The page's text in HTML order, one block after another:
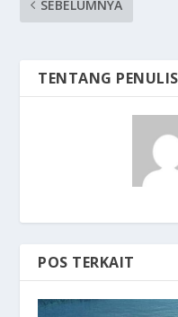
SEBELUMNYA
TENTANG PENULIS
POS TERKAIT